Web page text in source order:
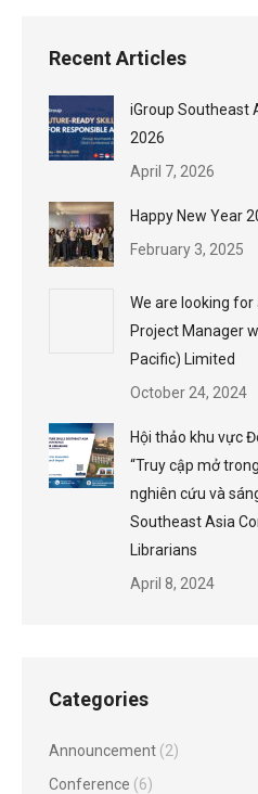
Recent Articles
iGroup Southeast
2026
April 7, 2026
Happy New Year
February 3, 2025
We are looking
Project Manager
Pacific) Limited
October 24, 2024
Hội thảo khu vực
“Truy cập mở
nghiên cứu và
Southeast Asia
Librarians
April 8, 2024
Categories
Announcement (2)
Conference (6)